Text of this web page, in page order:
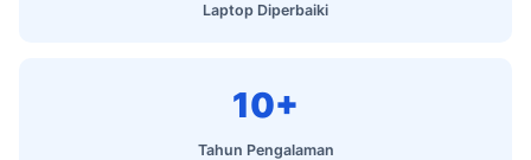
Laptop Diperbaiki
10+
Tahun Pengalaman